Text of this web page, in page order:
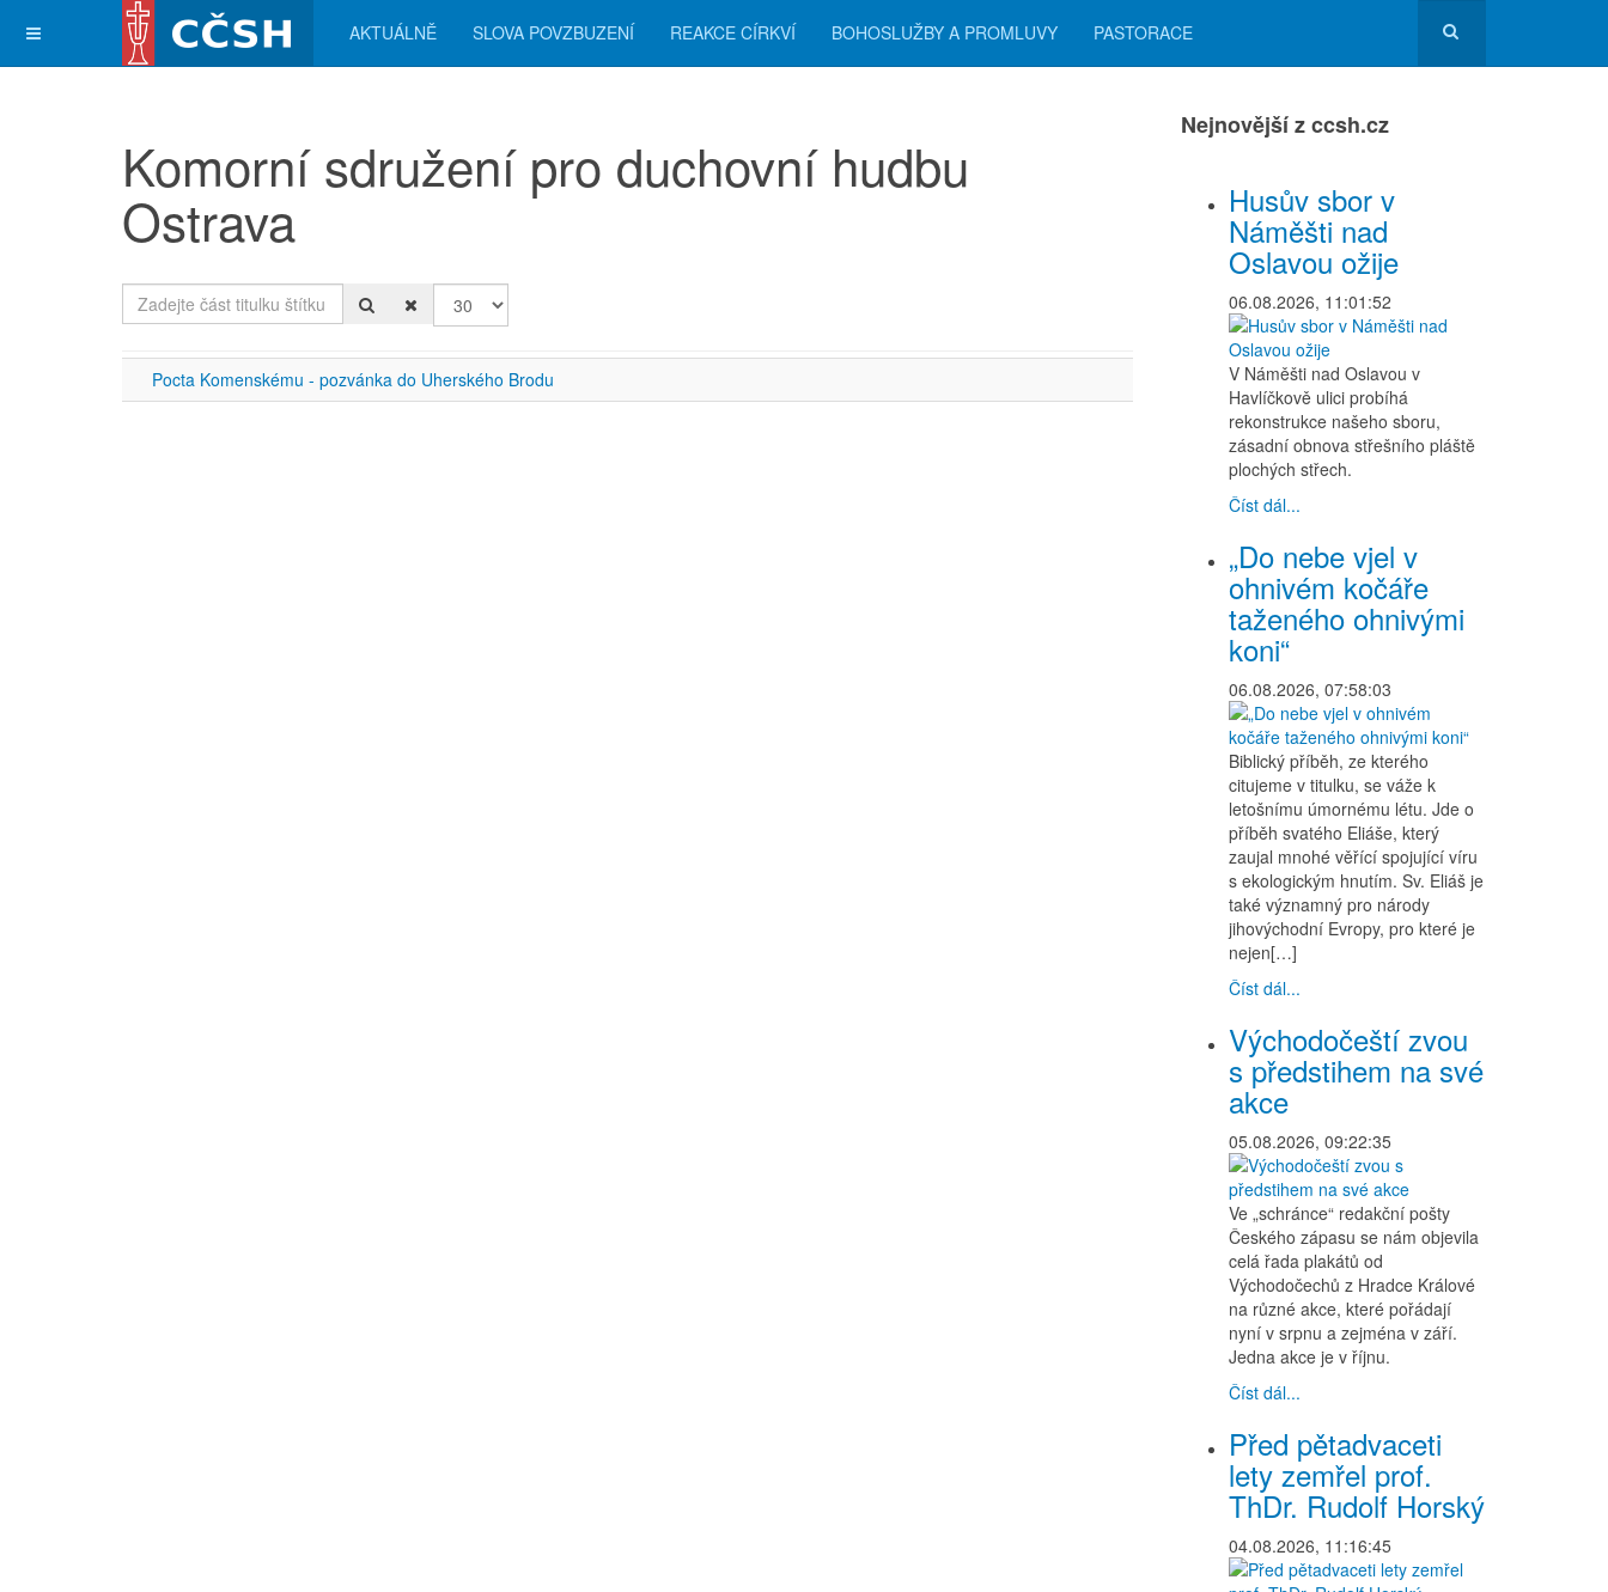
AKTUÁLNĚ SLOVA POVZBUZENÍ REAKCE CÍRKVÍ BOHOSLUŽBY A PROMLUVY PASTORACE
Komorní sdružení pro duchovní hudbu
Ostrava
Zadejte část titulku štítku Počet zobrazení
Pocta Komenskému - pozvánka do Uherského Brodu
Nejnovější z ccsh.cz
Husův sbor v
Náměšti nad
Oslavou ožije
06.08.2026, 11:01:52
V Náměšti nad Oslavou v
Havlíčkově ulici probíhá
rekonstrukce našeho sboru,
zásadní obnova střešního pláště
plochých střech.
Číst dál...
„Do nebe vjel v
ohnivém kočáře
taženého ohnivými
koni“
06.08.2026, 07:58:03
Biblický příběh, ze kterého
citujeme v titulku, se váže k
letošnímu úmornému létu. Jde o
příběh svatého Eliáše, který
zaujal mnohé věřící spojující víru
s ekologickým hnutím. Sv. Eliáš je
také významný pro národy
jihovýchodní Evropy, pro které je
nejen[…]
Číst dál...
Východočeští zvou
s předstihem na své
akce
05.08.2026, 09:22:35
Ve „schránce“ redakční pošty
Českého zápasu se nám objevila
celá řada plakátů od
Východočechů z Hradce Králové
na různé akce, které pořádají
nyní v srpnu a zejména v září.
Jedna akce je v říjnu.
Číst dál...
Před pětadvaceti
lety zemřel prof.
ThDr. Rudolf Horský
04.08.2026, 11:16:45